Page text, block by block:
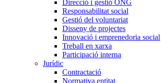
Direcció i gestió ONG
Responsabilitat social
Gestió del voluntariat
Disseny de projectes
Innovació i emprenedoria social
Treball en xarxa
Participació interna
Jurídic
Contractació
Normativa entitat